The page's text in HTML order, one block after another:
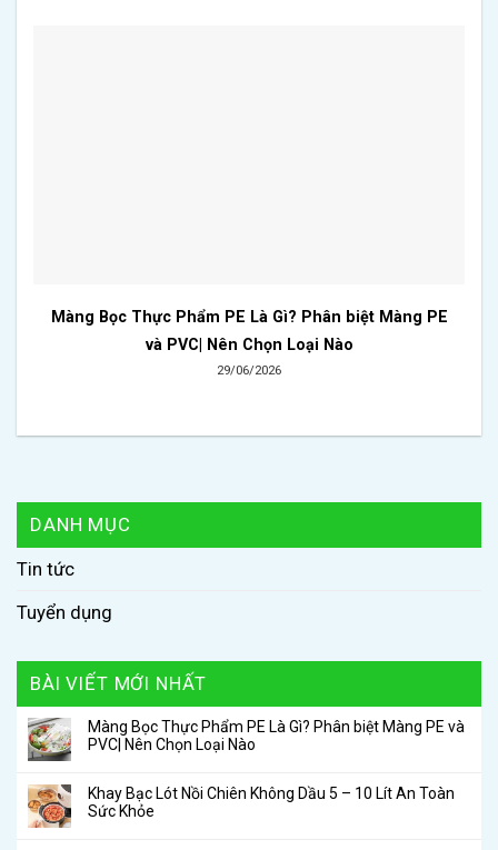
Màng Bọc Thực Phẩm PE Là Gì? Phân biệt Màng PE
và PVC| Nên Chọn Loại Nào
29/06/2026
DANH MỤC
Tin tức
Tuyển dụng
BÀI VIẾT MỚI NHẤT
Màng Bọc Thực Phẩm PE Là Gì? Phân biệt Màng PE và
PVC| Nên Chọn Loại Nào
Khay Bạc Lót Nồi Chiên Không Dầu 5 – 10 Lít An Toàn
Sức Khỏe